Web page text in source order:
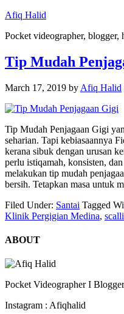
Afiq Halid
Pocket videographer, blogger,
Tip Mudah
March 17, 2019 by Afiq Halid
Tip Mudah Penjagaan Gigi
seharian. Tapi kebiasaannya
kerana sibuk dengan urusan
perlu istiqamah, konsisten,
melakukan tip mudah
bersih. Tetapkan masa untuk
Filed Under: Santai Tagged
Klinik Pergigian Medina,
ABOUT
Pocket Videographer I Blogger
Instagram : Afiqhalid